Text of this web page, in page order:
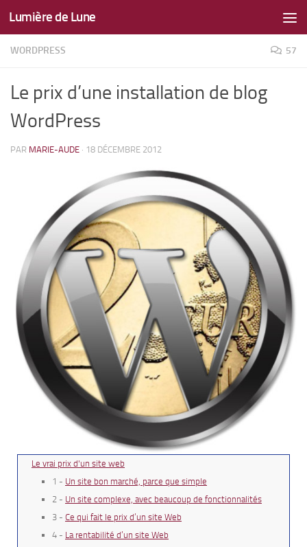
Skip to content
Lumière de Lune
WORDPRESS 57
Le prix d’une installation de blog
WordPress
PAR MARIE-AUDE · 18 DÉCEMBRE 2012
Le vrai prix d'un site web
1 - Un site bon marché, parce que simple
2 - Un site complexe, avec beaucoup de fonctionnalités
3 - Ce qui fait le prix d’un site Web
4 - La rentabilité d’un site Web